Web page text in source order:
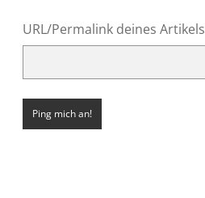
URL/Permalink deines Artikels